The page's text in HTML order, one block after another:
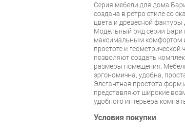
Серия мебели для дома
создана в ретро стиле со
цвета и древесной фактуры
Модельный ряд серии Бари
максимальным комфортом
простоте и
позволяют создать
размеры помещения.
эргономична, удобна,
Элегантная простота форм
представляют широкие
удобного интерьера
Условия покупки